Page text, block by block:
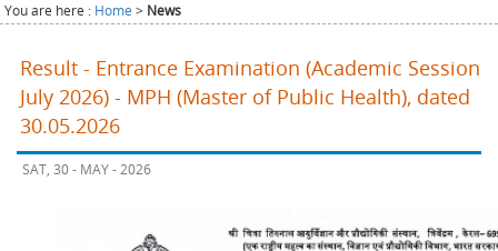
You are here : Home > News
Result - Entrance Examination (Academic Session
July 2026) - MPH (Master of Public Health), dated
30.05.2026
SAT, 30 - MAY - 2026